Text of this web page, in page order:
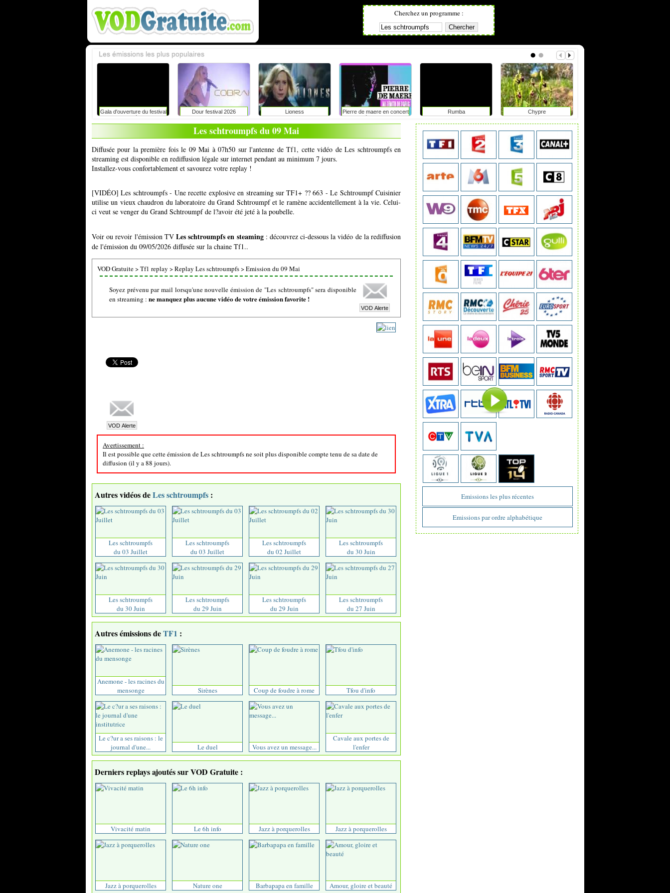
Cherchez un programme :
Gala d'ouverture du festival
du rire de liège avec
caroline vigneaux: faut-il
Dour festival 2026 Lioness
Pierre de maere en concert
au zénith de paris
Rumba Chypre
Les émissions les plus populaires
Emissions les plus récentes
Emissions par ordre alphabétique
Les schtroumpfs du 09 Mai
Diffusée pour la première fois le 09 Mai à 07h50 sur l'antenne de Tf1, cette vidéo de Les schtroumpfs en
streaming est disponible en rediffusion légale sur internet pendant au minimum 7 jours.
Installez-vous confortablement et savourez votre replay !
[VIDÉO] Les schtroumpfs - Une recette explosive en streaming sur TF1+ ?? 663 - Le Schtroumpf Cuisinier
utilise un vieux chaudron du laboratoire du Grand Schtroumpf et le ramène accidentellement à la vie. Celui-
ci veut se venger du Grand Schtroumpf de l?avoir été jeté à la poubelle.
Voir ou revoir l'émission TV Les schtroumpfs en steaming: découvrez ci-dessous la vidéo de la rediffusion
de l'émission du 09/05/2026 diffusée sur la chaine Tf1..
VOD Gratuite>Tf1 replay >Replay Les schtroumpfs>Emission du 09 Mai
Soyez prévenu par mail lorsqu'une nouvelle émission de "Les schtroumpfs" sera disponible
en streaming : ne manquez plus aucune vidéo de votre émission favorite !
Avertissement :
Il est possible que cette émission de Les schtroumpfs ne soit plus disponible compte tenu de sa date de
diffusion (il y a 88 jours).
Autres vidéos deLes schtroumpfs :
Les schtroumpfs
du 03 Juillet
Les schtroumpfs
du 03 Juillet
Les schtroumpfs
du 02 Juillet
Les schtroumpfs
du 30 Juin
Les schtroumpfs
du 30 Juin
Les schtroumpfs
du 29 Juin
Les schtroumpfs
du 29 Juin
Les schtroumpfs
du 27 Juin
Autres émissions deTF1 :
Anemone - les racines du
mensonge
Sirènes Coup de foudre à rome Tfou d'info
Le c?ur a ses raisons : le
journal d'une...
Le duel Vous avez un message...
Cavale aux portes de
l'enfer
Derniers replays ajoutés sur VOD Gratuite :
Vivacité matin Le 6h info Jazz à porquerolles Jazz à porquerolles
Jazz à porquerolles Nature one Barbapapa en famille Amour, gloire et beauté